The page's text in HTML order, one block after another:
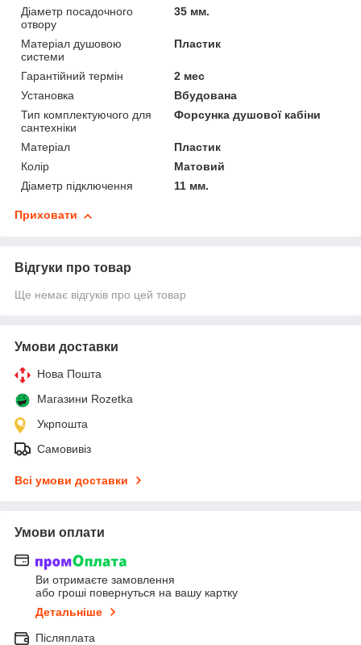
Діаметр посадочного
отвору
35 мм.
Матеріал душовою
системи
Пластик
Гарантійний термін
2 мес
Установка
Вбудована
Тип комплектуючого для
сантехніки
Форсунка душової кабіни
Матеріал
Пластик
Колір
Матовий
Діаметр підключення
11 мм.
Приховати
Відгуки про товар
Ще немає відгуків про цей товар
Умови доставки
Нова Пошта
Магазини Rozetka
Укрпошта
Самовивіз
Всі умови доставки
Умови оплати
Ви отримаєте замовлення
або гроші повернуться на вашу картку
Детальніше
Післяплата